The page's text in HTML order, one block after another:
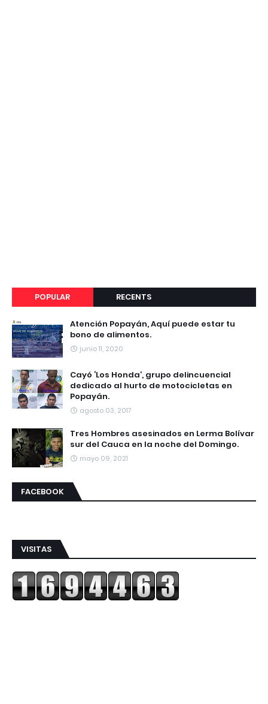
POPULAR RECENTS
Atención Popayán, Aquí puede estar tu
bono de alimentos.
junio 11, 2020
Cayó ‘Los Honda’, grupo delincuencial
dedicado al hurto de motocicletas en
Popayán.
agosto 03, 2017
Tres Hombres asesinados en Lerma Bolívar
sur del Cauca en la noche del Domingo.
mayo 09, 2021
FACEBOOK
VISITAS